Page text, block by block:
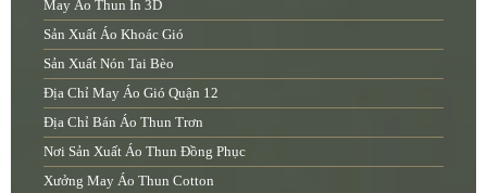
May Áo Thun In 3D
Sản Xuất Áo Khoác Gió
Sản Xuất Nón Tai Bèo
Địa Chỉ May Áo Gió Quận 12
Địa Chỉ Bán Áo Thun Trơn
Nơi Sản Xuất Áo Thun Đồng Phục
Xưởng May Áo Thun Cotton